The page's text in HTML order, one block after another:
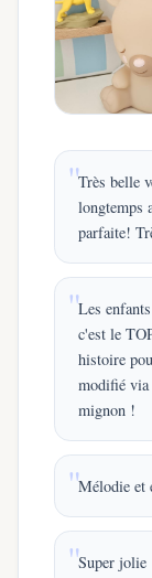
Très belle
longtemps
parfaite!
Les
c'est le
histoire
modifié
mignon !
Mélodie et
Super jolie